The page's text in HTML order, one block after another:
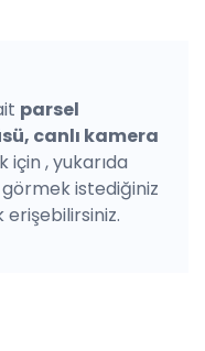
parsel
canlı kamera
için , yukarıda
istediğiniz